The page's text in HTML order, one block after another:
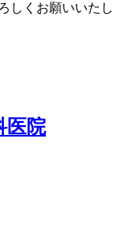
しくお願いいたし